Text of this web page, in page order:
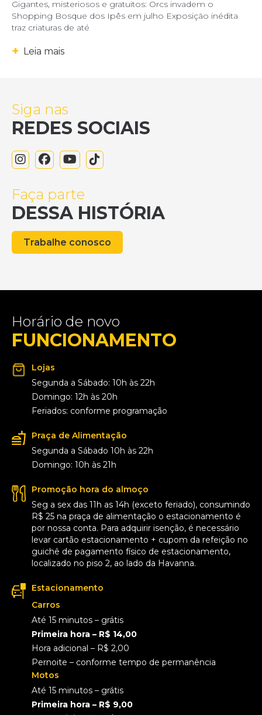
Gigantes, misteriosos e gratuitos: Orcs invadem o
Shopping Bosque dos Ipês em julho Exposição inédita
traz criaturas de até
+ Leia mais
Siga nas
REDES SOCIAIS
Faça parte
DESSA HISTÓRIA
Trabalhe conosco
Horário de novo
FUNCIONAMENTO
Lojas
Segunda a Sábado: 10h às 22h
Domingo: 12h às 20h
Feriados: conforme programação
Praça de Alimentação
Segunda a Sábado 10h às 22h
Domingo: 10h às 21h
Promoção hora do almoço
Seg a sex das 11h as 14h (exceto feriado), consumindo
R$ 25 na praça de alimentação o estacionamento é
por nossa conta. Para adquirir isenção, é necessário
levar cartão estacionamento + cupom da refeição no
guichê de pagamento físico de estacionamento,
localizado no piso 2, ao lado da Havanna.
Estacionamento
Carros
Até 15 minutos – grátis
Primeira hora – R$ 14,00
Hora adicional – R$ 2,00
Pernoite – conforme tempo de permanência
Motos
Até 15 minutos – grátis
Primeira hora – R$ 9,00